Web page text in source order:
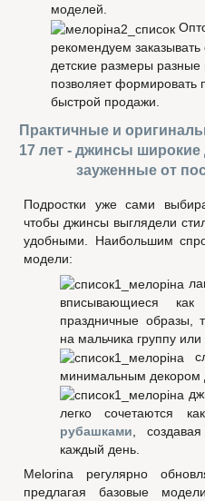
моделей.
рекомендуем
детские размеры
позволяет формировать
быстрой продажи.
Практичные и
17 лет - джинсы
зауженные от
Подростки уже сами
чтобы джинсы выглядели
удобными. Наибольшим
модели:
вписывающиеся
праздничные образы,
на мальчика группу
минимальным декором
легко сочетаются
рубашками,
каждый день.
Melorina регулярно
предлагая базовые